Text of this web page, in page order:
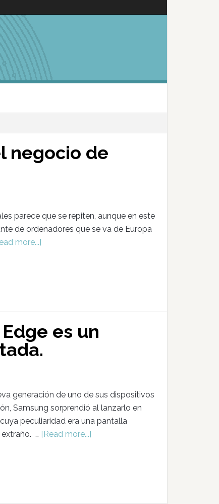
negocio de
parece que se repiten, aunque en este
de ordenadores que se va de Europa
more...]
es un
generación de uno de sus dispositivos
Samsung sorprendió al lanzarlo en
peculiaridad era una pantalla
… [Read more...]